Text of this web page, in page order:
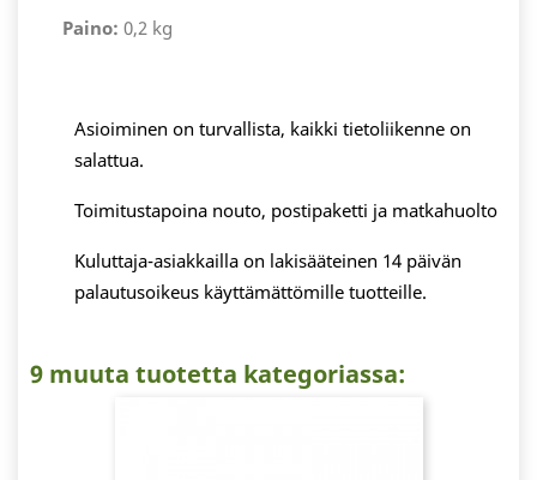
Paino: 0,2 kg
Asioiminen on turvallista, kaikki tietoliikenne on
salattua.
Toimitustapoina nouto, postipaketti ja matkahuolto
Kuluttaja-asiakkailla on lakisääteinen 14 päivän
palautusoikeus käyttämättömille tuotteille.
9 muuta tuotetta kategoriassa: